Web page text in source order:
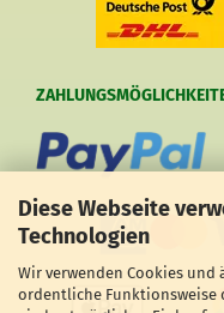
Diese Webseite
Technologien
Wir verwenden Cookies
ordentliche Funktionsweise